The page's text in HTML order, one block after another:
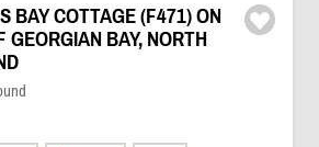
BAY COTTAGE (F471) ON
GEORGIAN BAY, NORTH